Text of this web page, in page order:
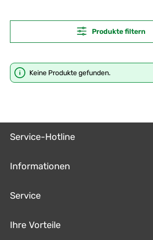
Produkte filtern
Keine Produkte gefunden.
Service-Hotline
Informationen
Service
Ihre Vorteile